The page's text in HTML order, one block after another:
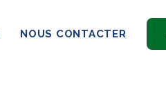
NOUS CONTACTER